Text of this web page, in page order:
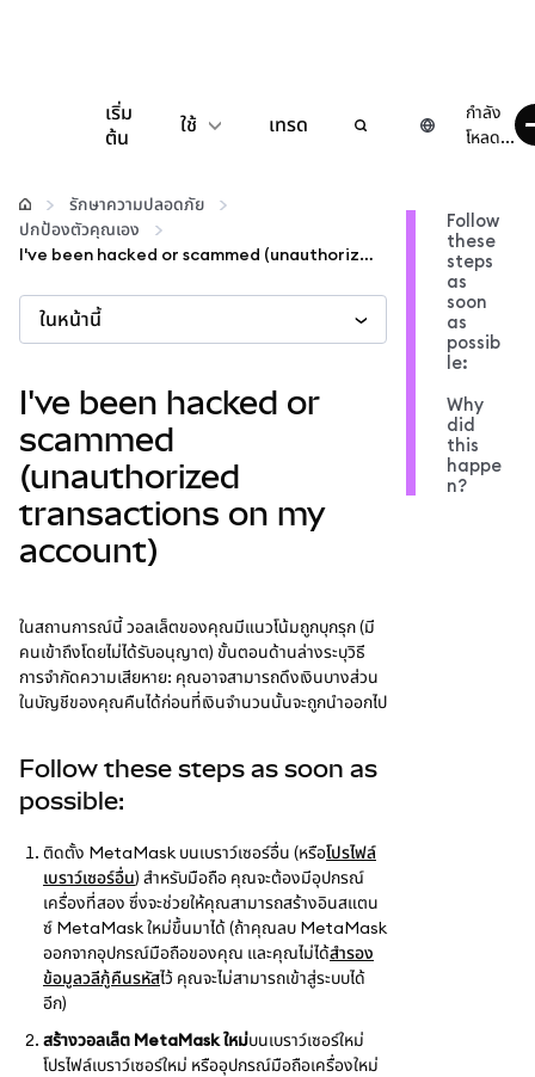
เริ่ม
ต้น
ใช้
กำหนดค่า
จัดการเงินคริปโต
เว็บ 3 เพิ่มเติม
รักษาความปลอดภัย
เทรด
กำลัง
โหลด...
รักษาความปลอดภัย
ปกป้องตัวคุณเอง
I've been hacked or scammed (unauthorized transactions on my account)
ในหน้านี้
I've been hacked or
scammed
(unauthorized
transactions on my
account)
ในสถานการณ์นี้ วอลเล็ตของคุณมีแนวโน้มถูกบุกรุก (มี
คนเข้าถึงโดยไม่ได้รับอนุญาต) ขั้นตอนด้านล่างระบุวิธี
การจำกัดความเสียหาย: คุณอาจสามารถดึงเงินบางส่วน
ในบัญชีของคุณคืนได้ก่อนที่เงินจำนวนนั้นจะถูกนำออกไป
Follow these steps as soon as
possible:
ติดตั้ง MetaMask บนเบราว์เซอร์อื่น (หรือโปรไฟล์
เบราว์เซอร์อื่น) สำหรับมือถือ คุณจะต้องมีอุปกรณ์
เครื่องที่สอง ซึ่งจะช่วยให้คุณสามารถสร้างอินสแตน
ซ์ MetaMask ใหม่ขึ้นมาได้ (ถ้าคุณลบ MetaMask
ออกจากอุปกรณ์มือถือของคุณ และคุณไม่ได้สำรอง
ข้อมูลวลีกู้คืนรหัสไว้ คุณจะไม่สามารถเข้าสู่ระบบได้
อีก)
สร้างวอลเล็ต MetaMask ใหม่บนเบราว์เซอร์ใหม่
โปรไฟล์เบราว์เซอร์ใหม่ หรืออุปกรณ์มือถือเครื่องใหม่
Follow
these
steps
as
soon
as
possib
le:
Why
did
this
happe
n?